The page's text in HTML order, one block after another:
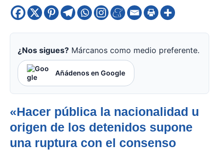
¿Nos sigues? Márcanos como medio preferente.
Añádenos en Google
«Hacer pública la nacionalidad u
origen de los detenidos supone
una ruptura con el consenso